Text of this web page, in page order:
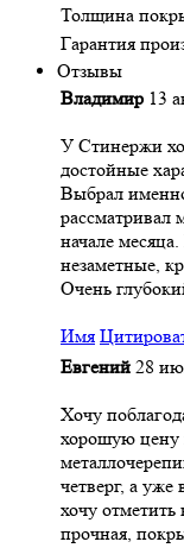
Толщина
Гарантия
Отзывы
Владимир 13
У Стинержи
достойные
Выбрал
рассматривал
начале
незаметные,
Очень
Имя
Евгений 28
Хочу
хорошую цену
четверг, а
хочу отметить
прочная,